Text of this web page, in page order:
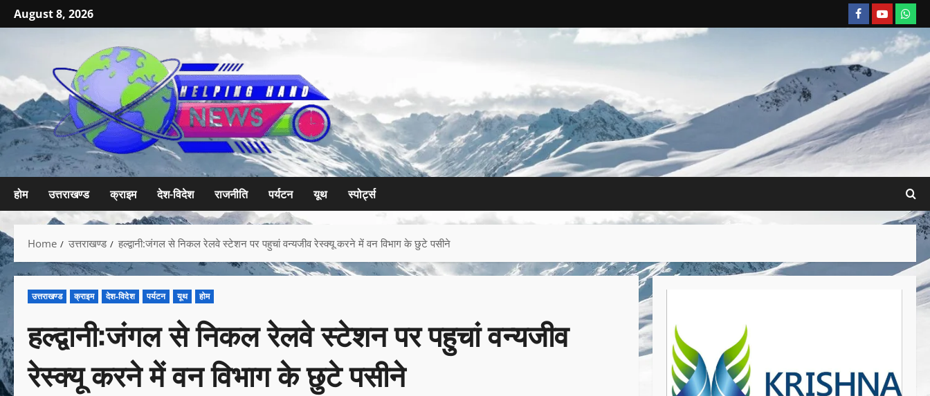
August 8, 2026
होम उत्तराखण्ड क्राइम देश-विदेश राजनीति पर्यटन यूथ स्पोर्ट्स
Home उत्तराखण्ड हल्द्वानी:जंगल से निकल रेलवे स्टेशन पर पहुचां वन्यजीव रेस्क्यू करने में वन विभाग के छुटे पसीने
उत्तराखण्ड क्राइम देश-विदेश पर्यटन यूथ होम
हल्द्वानी:जंगल से निकल रेलवे स्टेशन पर पहुचां वन्यजीव
रेस्क्यू करने में वन विभाग के छुटे पसीने